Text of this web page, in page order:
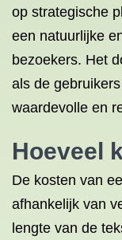
op strategische
een natuurlijke
bezoekers. Het
als de
waardevolle en
Hoeveel
De kosten van
afhankelijk van
lengte van de